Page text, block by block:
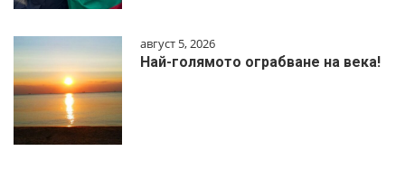
август 5, 2026
Най-голямото ограбване на века!